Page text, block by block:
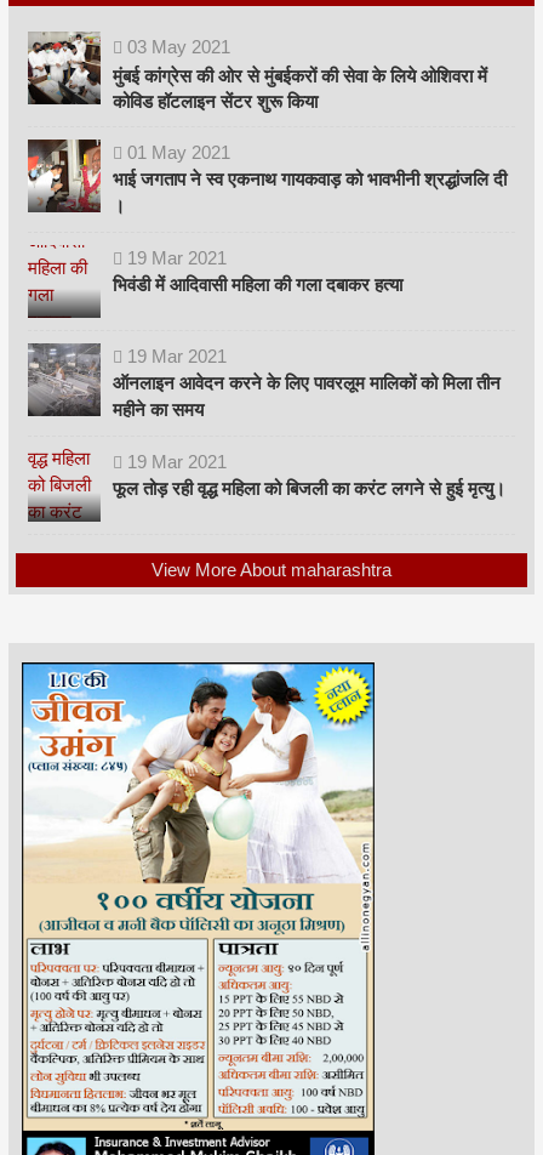
03 May 2021
मुंबई कांग्रेस की ओर से मुंबईकरों की सेवा के लिये ओशिवरा में
कोविड हॉटलाइन सेंटर शुरू किया
01 May 2021
भाई जगताप ने स्व एकनाथ गायकवाड़ को भावभीनी श्रद्धांजलि दी
।
19 Mar 2021
भिवंडी में आदिवासी महिला की गला दबाकर हत्या
19 Mar 2021
ऑनलाइन आवेदन करने के लिए पावरलूम मालिकों को मिला तीन
महीने का समय
19 Mar 2021
फूल तोड़ रही वृद्ध महिला को बिजली का करंट लगने से हुई मृत्यु।
View More About maharashtra